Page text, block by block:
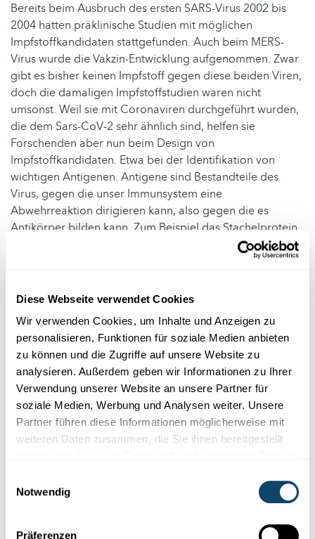
Diese Webseite verwendet Cookies
Wir verwenden Cookies, um Inhalte und Anzeigen zu
personalisieren, Funktionen für soziale Medien anbieten
zu können und die Zugriffe auf unsere Website zu
analysieren. Außerdem geben wir Informationen zu Ihrer
Verwendung unserer Website an unsere Partner für
soziale Medien, Werbung und Analysen weiter. Unsere
Partner führen diese Informationen möglicherweise mit
weiteren Daten zusammen, die Sie ihnen bereitgestellt
Notwendig
Präferenzen
Bereits beim Ausbruch des ersten SARS-Virus 2002 bis
2004 hatten präklinische Studien mit möglichen
Impfstoffkandidaten stattgefunden. Auch beim MERS-
Virus wurde die Vakzin-Entwicklung aufgenommen. Zwar
gibt es bisher keinen Impfstoff gegen diese beiden Viren,
doch die damaligen Impfstoffstudien waren nicht
umsonst. Weil sie mit Coronaviren durchgeführt wurden,
die dem Sars-CoV-2 sehr ähnlich sind, helfen sie
Forschenden aber nun beim Design von
Impfstoffkandidaten. Etwa bei der Identifikation von
wichtigen Antigenen. Antigene sind Bestandteile des
Virus, gegen die unser Immunsystem eine
Abwehrreaktion dirigieren kann, also gegen die es
Antikörper bilden kann. Zum Beispiel das Stachelprotein
in der Virushülle, also den «Zacken in der Krone» von
Moderna keine zehn Wochen nach der Veröffentlichung
des Virusgenoms einen Impfstoffkandidaten für Phase-I
klinische Studien bereit hatte. «Die Forschenden mussten
nicht bei null anfangen», sagt Carlos Guzmán, Leiter der
Abteilung Vakzinologie am Helmholtz-Zentrum für
Infektionsforschung in Braunschweig.
Die verschiedenen Phasen der
Impfstoffhersteller aber nicht. Sie konnten weitere Zeit